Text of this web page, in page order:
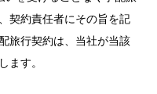
契約責任者にその旨を記
旅行契約は、当社が当該
ます。